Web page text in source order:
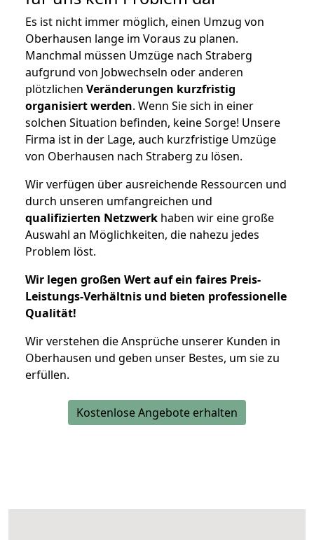
Es ist nicht immer möglich, einen Umzug von
Oberhausen lange im Voraus zu planen.
Manchmal müssen Umzüge nach Straberg
aufgrund von Jobwechseln oder anderen
plötzlichen Veränderungen kurzfristig
organisiert werden. Wenn Sie sich in einer
solchen Situation befinden, keine Sorge! Unsere
Firma ist in der Lage, auch kurzfristige Umzüge
von Oberhausen nach Straberg zu lösen.
Wir verfügen über ausreichende Ressourcen und
durch unseren umfangreichen und
qualifizierten Netzwerk haben wir eine große
Auswahl an Möglichkeiten, die nahezu jedes
Problem löst.
Wir legen großen Wert auf ein faires Preis-
Leistungs-Verhältnis und bieten professionelle
Qualität!
Wir verstehen die Ansprüche unserer Kunden in
Oberhausen und geben unser Bestes, um sie zu
erfüllen.
Kostenlose Angebote erhalten